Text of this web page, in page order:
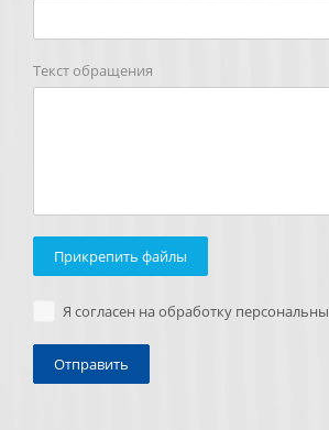
Текст обращения
Прикрепить файлы
Я согласен на обработку